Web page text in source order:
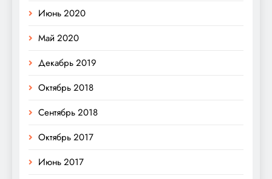
Июнь 2020
Май 2020
Декабрь 2019
Октябрь 2018
Сентябрь 2018
Октябрь 2017
Июнь 2017